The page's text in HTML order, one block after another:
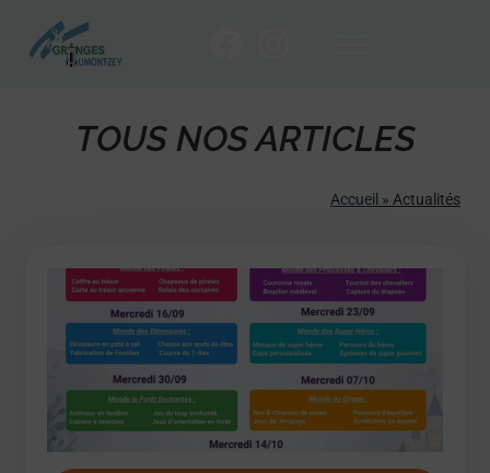
TOUS NOS ARTICLES
Accueil » Actualités